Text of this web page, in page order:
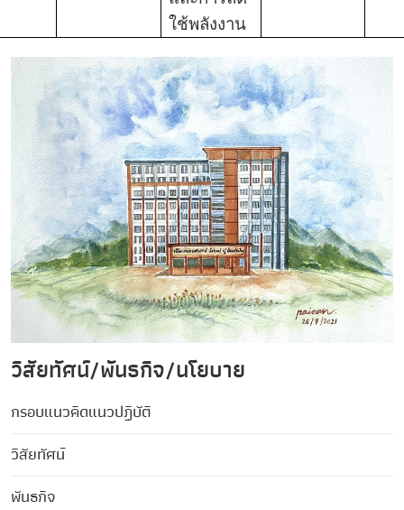
ใช้พลังงาน
วิสัยทัศน์/พันธกิจ/นโยบาย
กรอบแนวคิดแนวปฏิบัติ
วิสัยทัศน์
พันธกิจ